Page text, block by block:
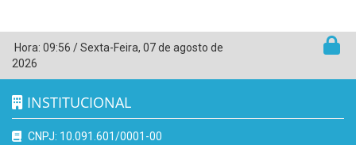
Hora: 09:56 /Sexta-Feira, 07 de agosto de
2026
INSTITUCIONAL
CNPJ: 10.091.601/0001-00